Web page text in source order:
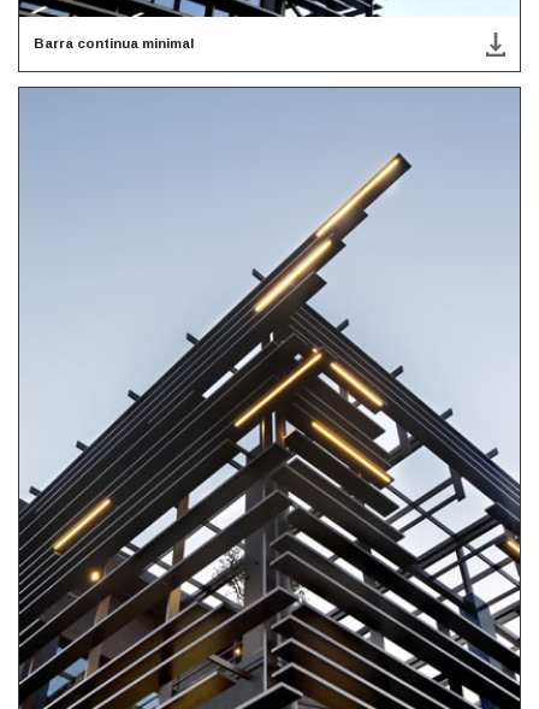
Barra continua minimal